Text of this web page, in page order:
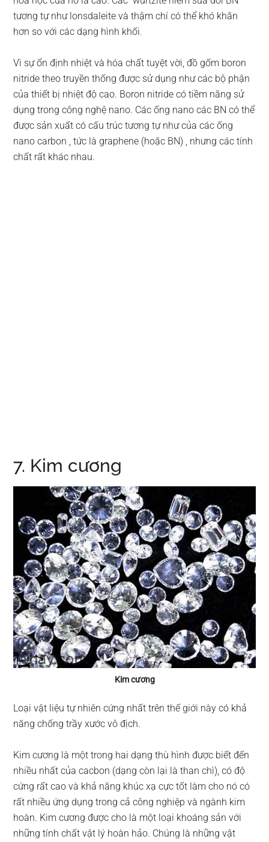
tương tự như lonsdaleite và thậm chí có thể khó khăn
hơn so với các dạng hình khối.
Vì sự ổn định nhiệt và hóa chất tuyệt vời, đồ gốm boron
nitride theo truyền thống được sử dụng như các bộ phận
của thiết bị nhiệt độ cao. Boron nitride có tiềm năng sử
dụng trong công nghệ nano. Các ống nano các BN có thể
được sản xuất có cấu trúc tương tự như của các ống
nano carbon , tức là graphene (hoặc BN) , nhưng các tính
chất rất khác nhau.
7. Kim cương
Kim cương
Loại vật liệu tự nhiên cứng nhất trên thế giới này có khả
năng chống trầy xước vô địch.
Kim cương là một trong hai dạng thù hình được biết đến
nhiều nhất của cacbon (dạng còn lại là than chì), có độ
cứng rất cao và khả năng khúc xạ cực tốt làm cho nó có
rất nhiều ứng dụng trong cả công nghiệp và ngành kim
hoàn. Kim cương được cho là một loại khoáng sản với
những tính chất vật lý hoàn hảo. Chúng là những vật